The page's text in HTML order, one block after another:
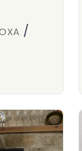
/